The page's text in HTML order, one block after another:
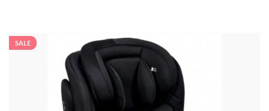
SALE